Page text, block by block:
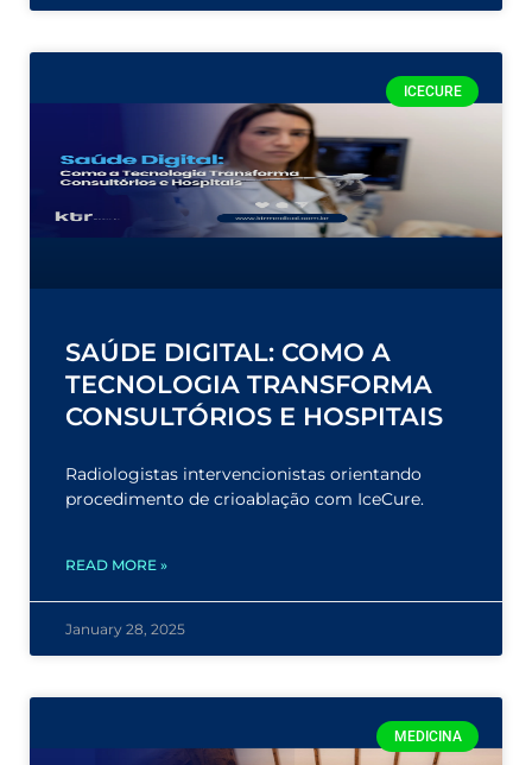
ICECURE
SAÚDE DIGITAL: COMO A
TECNOLOGIA TRANSFORMA
CONSULTÓRIOS E HOSPITAIS
Radiologistas intervencionistas orientando
procedimento de crioablação com IceCure.
READ MORE »
January 28, 2025
MEDICINA